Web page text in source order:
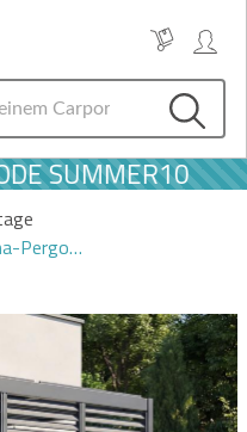
SUMMER10
Pergo…